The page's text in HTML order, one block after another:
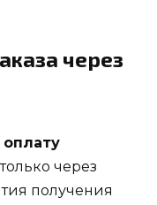
через
через
получения